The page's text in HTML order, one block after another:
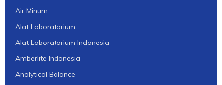
Air Minum
Alat Laboratorium
Alat Laboratorium Indonesia
Amberlite Indonesia
Analytical Balance